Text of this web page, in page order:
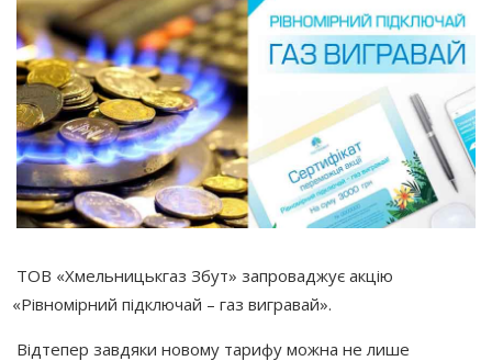
ТОВ «Хмельницькгаз Збут» запроваджує акцію
«Рівномірний підключай – газ вигравай».
Відтепер завдяки новому тарифу можна не лише